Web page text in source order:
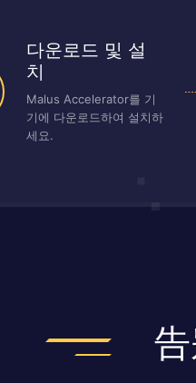
다운로드 및 설
치
Malus Accelerator를 기
기에 다운로드하여 설치하
세요.